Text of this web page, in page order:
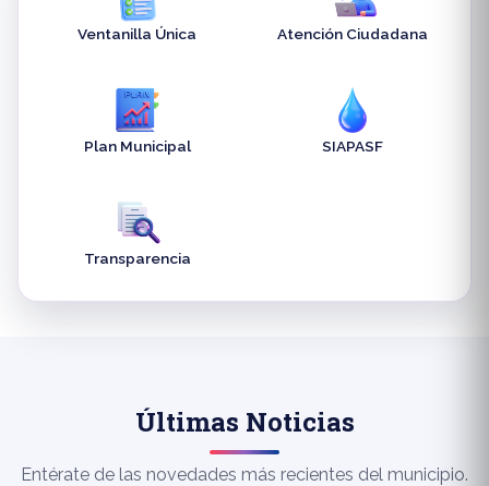
Ventanilla Única Atención Ciudadana
Plan Municipal SIAPASF
Transparencia
Últimas Noticias
Entérate de las novedades más recientes del municipio.